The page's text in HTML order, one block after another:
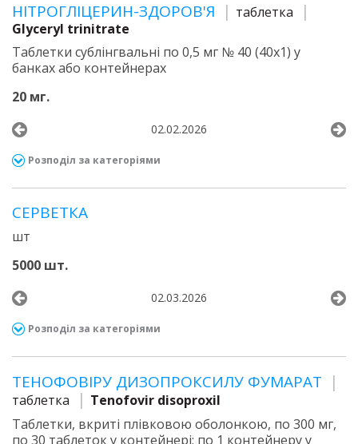
НІТРОГЛІЦЕРИН-ЗДОРОВ'Я
таблетка
Glyceryl trinitrate
Таблетки сублінгвальні по 0,5 мг № 40 (40х1) у
банках або контейнерах
20 мг.
02.02.2026
Розподіл за категоріями
СЕРВЕТКА
шт
5000 шт.
02.03.2026
Розподіл за категоріями
ТЕНОФОВІРУ ДИЗОПРОКСИЛУ ФУМАРАТ
таблетка
Tenofovir disoproxil
Таблетки, вкриті плівковою оболонкою, по 300 мг,
по 30 таблеток у контейнері; по 1 контейнеру у